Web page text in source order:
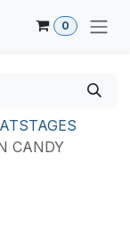
0
CANDY